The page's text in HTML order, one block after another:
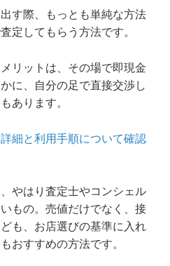
す際、もっとも単純な方法
定してもらう方法です。
リットは、その場で即現金
に、自分の足で直接交渉し
あります。
細と利用手順について確認
やはり査定士やコンシェル
もの。売値だけでなく、接
も、お店選びの基準に入れ
おすすめの方法です。